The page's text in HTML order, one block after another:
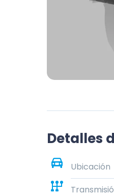
Detalles
Ubicación